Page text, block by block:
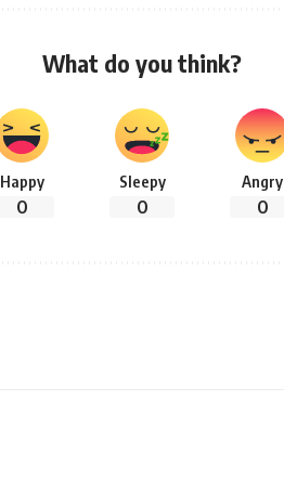
What do you think?
Happy
0
Sleepy
0
Angry
0